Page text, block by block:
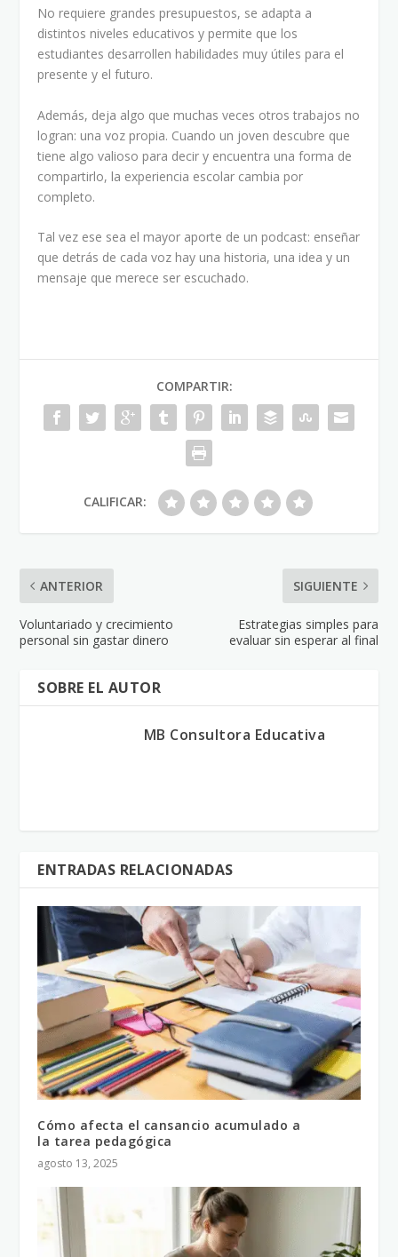
No requiere grandes presupuestos, se adapta a
distintos niveles educativos y permite que los
estudiantes desarrollen habilidades muy útiles para el
presente y el futuro.
Además, deja algo que muchas veces otros trabajos no
logran: una voz propia. Cuando un joven descubre que
tiene algo valioso para decir y encuentra una forma de
compartirlo, la experiencia escolar cambia por
completo.
Tal vez ese sea el mayor aporte de un podcast: enseñar
que detrás de cada voz hay una historia, una idea y un
mensaje que merece ser escuchado.
COMPARTIR:
CALIFICAR:
ANTERIOR
Voluntariado y crecimiento
personal sin gastar dinero
SIGUIENTE
Estrategias simples para
evaluar sin esperar al final
SOBRE EL AUTOR
MB Consultora Educativa
ENTRADAS RELACIONADAS
Cómo afecta el cansancio acumulado a
la tarea pedagógica
agosto 13, 2025